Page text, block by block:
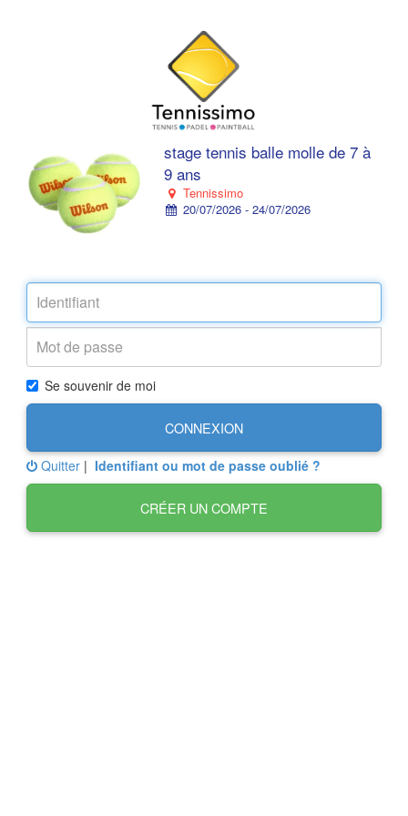
stage tennis balle molle de 7 à
9 ans
Tennissimo
20/07/2026 - 24/07/2026
Se souvenir de moi
CONNEXION
Quitter | Identifiant ou mot de passe oublié ?
CRÉER UN COMPTE